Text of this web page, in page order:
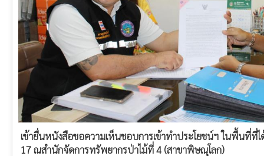
เข้ายื่นหนังสือขอความเห็นชอบการเข้าทำประโยชน์ฯ ในพื้นที่ที่
17 ณสำนักจัดการทรัพยากรป่าไม้ที่ 4 (สาขาพิษณุโลก)